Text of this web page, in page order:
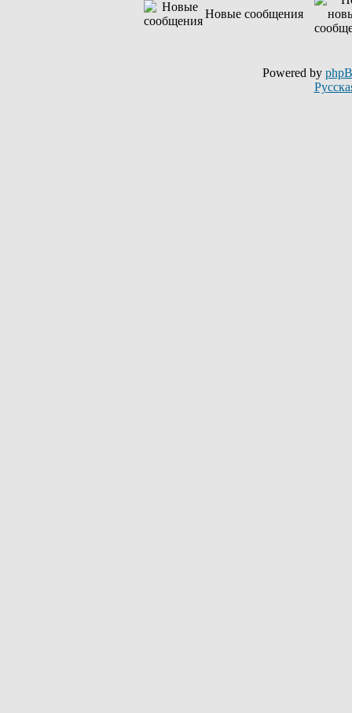
Новые сообщения
Powered by